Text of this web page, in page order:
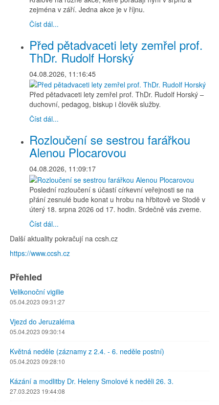
zejména v září. Jedna akce je v říjnu.
Číst dál...
Před pětadvaceti lety zemřel prof.
ThDr. Rudolf Horský
04.08.2026, 11:16:45
Před pětadvaceti lety zemřel prof. ThDr. Rudolf Horský –
duchovní, pedagog, biskup i člověk služby.
Číst dál...
Rozloučení se sestrou farářkou
Alenou Plocarovou
04.08.2026, 11:09:17
Poslední rozloučení s účastí církevní veřejnosti se na
přání zesnulé bude konat u hrobu na hřbitově ve Stodě v
úterý 18. srpna 2026 od 17. hodin. Srdečně vás zveme.
Číst dál...
Další aktuality pokračují na ccsh.cz
https://www.ccsh.cz
Přehled
Velikonoční vigilie
05.04.2023 09:31:27
Vjezd do Jeruzaléma
05.04.2023 09:30:14
Květná neděle (záznamy z 2.4. - 6. neděle postní)
05.04.2023 09:28:10
Kázání a modlitby Dr. Heleny Smolové k neděli 26. 3.
27.03.2023 19:44:08